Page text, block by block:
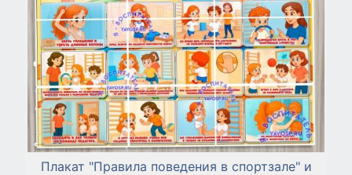
Плакат "Правила поведения в спортзале" и